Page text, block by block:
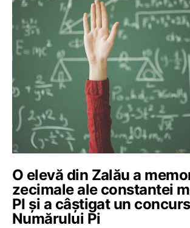
O elevă din Zalău a
zecimale ale constantei
PI și a câștigat un
Numărului Pi